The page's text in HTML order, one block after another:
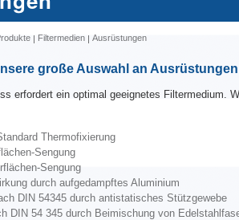
Filtermedien Ausrüstungen
große Auswahl an
erfordert ein optimal geeignetes Filtermedium.
Thermofixierung
Sengung
Sengung
durch aufgedampftes Aluminium
DIN 54345 durch antistatisches Stützgewebe
DIN 54 345 durch Beimischung von